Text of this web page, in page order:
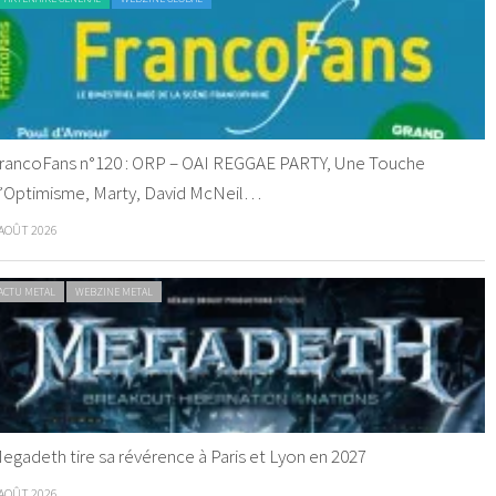
n°120 : ORP – OAI REGGAE PARTY, Une Touche
Marty, David McNeil…
2026
METAL WEBZINE METAL
tire sa révérence à Paris et Lyon en 2027